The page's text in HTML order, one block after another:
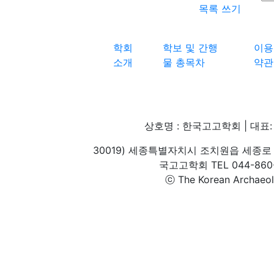
목록 쓰기
학회
소개
학보 및 간행
물 총목차
이용
약관
상호명 : 한국고고학회 | 대
30019) 세종특별자치시 조치원읍 세종
국고고학회 TEL 044-
ⓒ The Korean